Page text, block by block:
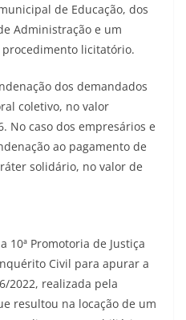
de Educação, dos
Administração e um
licitatório.
dos demandados
coletivo, no valor
No caso dos empresários e
ao pagamento de
solidário, no valor de
10ª Promotoria de Justiça
Civil para apurar a
2022, realizada pela
resultou na locação de um